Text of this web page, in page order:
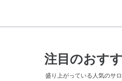
注目のおす
盛り上がっている人気のサ